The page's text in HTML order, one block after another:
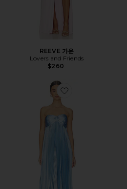
REEVE 가운
Lovers and Friends
$260
Favorite CYRINA 원피스